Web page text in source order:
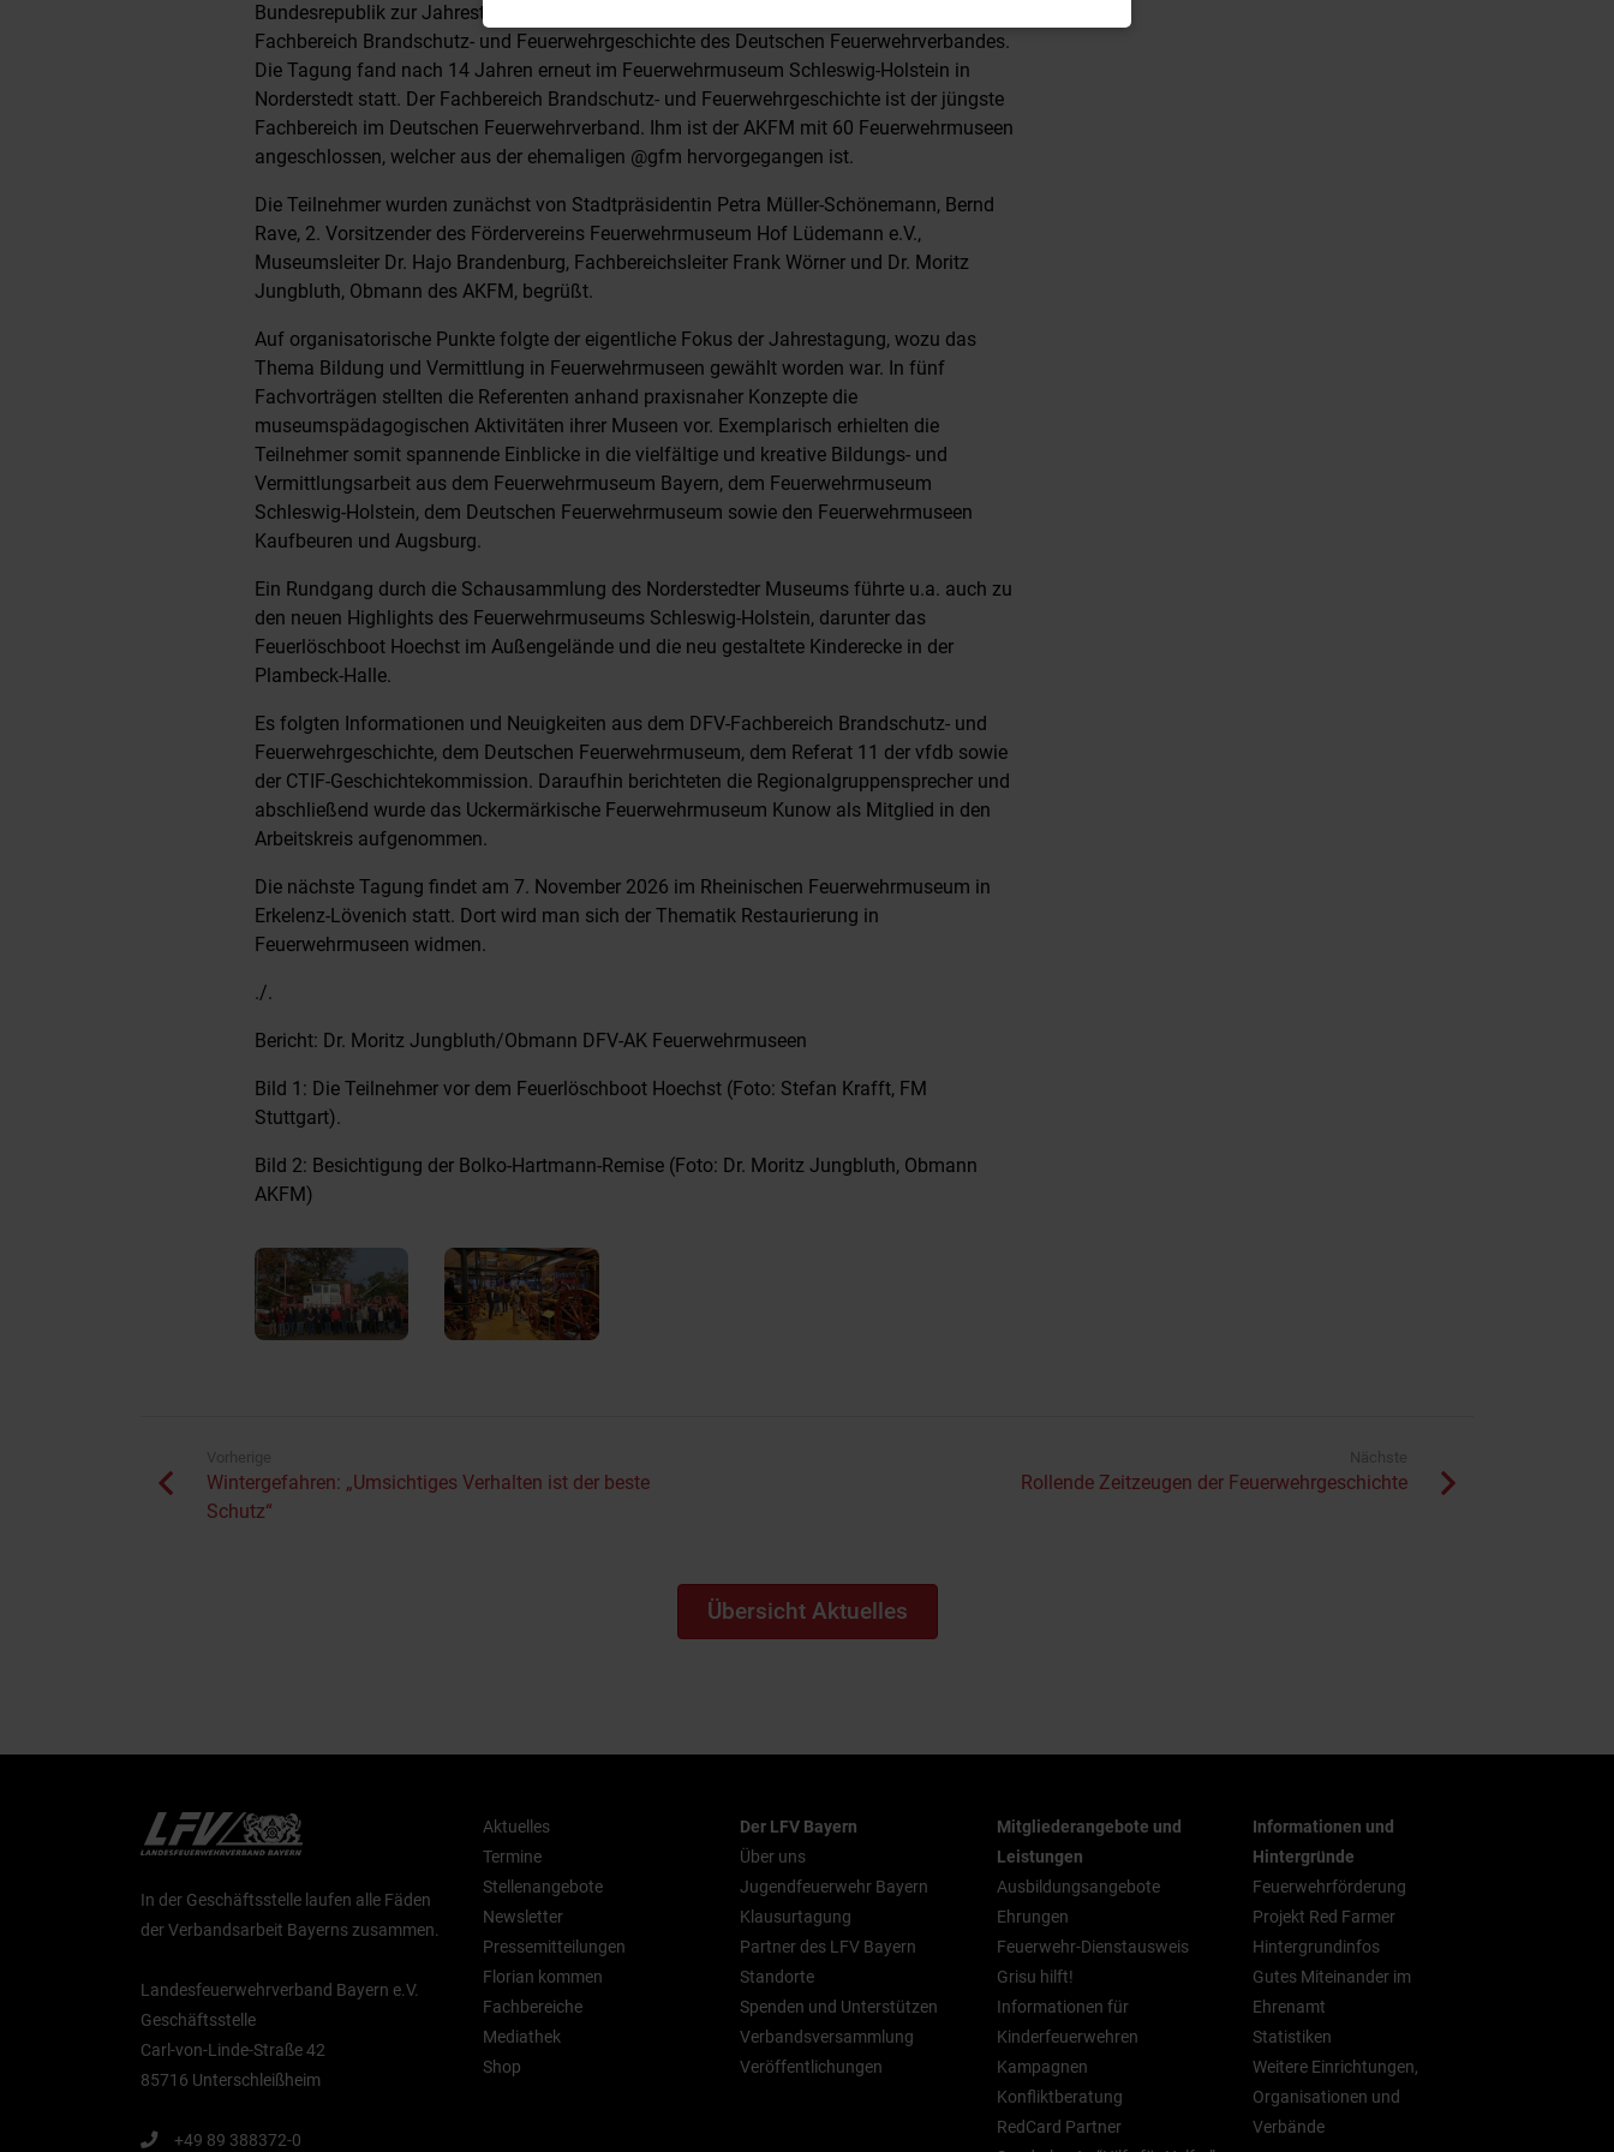
Bundesrepublik zur Jahrestagung des Arbeitskreises Feuerwehrmuseen (AKFM) im
Fachbereich Brandschutz- und Feuerwehrgeschichte des Deutschen Feuerwehrverbandes.
Die Tagung fand nach 14 Jahren erneut im Feuerwehrmuseum Schleswig-Holstein in
Norderstedt statt. Der Fachbereich Brandschutz- und Feuerwehrgeschichte ist der jüngste
Fachbereich im Deutschen Feuerwehrverband. Ihm ist der AKFM mit 60 Feuerwehrmuseen
angeschlossen, welcher aus der ehemaligen @gfm hervorgegangen ist.
Die Teilnehmer wurden zunächst von Stadtpräsidentin Petra Müller-Schönemann, Bernd
Rave, 2. Vorsitzender des Fördervereins Feuerwehrmuseum Hof Lüdemann e.V.,
Museumsleiter Dr. Hajo Brandenburg, Fachbereichsleiter Frank Wörner und Dr. Moritz
Jungbluth, Obmann des AKFM, begrüßt.
Auf organisatorische Punkte folgte der eigentliche Fokus der Jahrestagung, wozu das
Thema Bildung und Vermittlung in Feuerwehrmuseen gewählt worden war. In fünf
Fachvorträgen stellten die Referenten anhand praxisnaher Konzepte die
museumspädagogischen Aktivitäten ihrer Museen vor. Exemplarisch erhielten die
Teilnehmer somit spannende Einblicke in die vielfältige und kreative Bildungs- und
Vermittlungsarbeit aus dem Feuerwehrmuseum Bayern, dem Feuerwehrmuseum
Schleswig-Holstein, dem Deutschen Feuerwehrmuseum sowie den Feuerwehrmuseen
Kaufbeuren und Augsburg.
Ein Rundgang durch die Schausammlung des Norderstedter Museums führte u.a. auch zu
den neuen Highlights des Feuerwehrmuseums Schleswig-Holstein, darunter das
Feuerlöschboot Hoechst im Außengelände und die neu gestaltete Kinderecke in der
Plambeck-Halle.
Es folgten Informationen und Neuigkeiten aus dem DFV-Fachbereich Brandschutz- und
Feuerwehrgeschichte, dem Deutschen Feuerwehrmuseum, dem Referat 11 der vfdb sowie
der CTIF-Geschichtekommission. Daraufhin berichteten die Regionalgruppensprecher und
abschließend wurde das Uckermärkische Feuerwehrmuseum Kunow als Mitglied in den
Arbeitskreis aufgenommen.
Die nächste Tagung findet am 7. November 2026 im Rheinischen Feuerwehrmuseum in
Erkelenz-Lövenich statt. Dort wird man sich der Thematik Restaurierung in
Feuerwehrmuseen widmen.
./.
Bericht: Dr. Moritz Jungbluth/Obmann DFV-AK Feuerwehrmuseen
Bild 1: Die Teilnehmer vor dem Feuerlöschboot Hoechst (Foto: Stefan Krafft, FM
Stuttgart).
Bild 2: Besichtigung der Bolko-Hartmann-Remise (Foto: Dr. Moritz Jungbluth, Obmann
AKFM)
Vorherige
Wintergefahren: „Umsichtiges Verhalten ist der beste
Schutz“
Nächste
Rollende Zeitzeugen der Feuerwehrgeschichte
Übersicht Aktuelles
In der Geschäftsstelle laufen alle Fäden
der Verbandsarbeit Bayerns zusammen.
Landesfeuerwehrverband Bayern e.V.
Geschäftsstelle
Carl-von-Linde-Straße 42
85716 Unterschleißheim
+49 89 388372-0
Aktuelles
Termine
Stellenangebote
Newsletter
Pressemitteilungen
Florian kommen
Fachbereiche
Mediathek
Shop
Der LFV Bayern
Über uns
Jugendfeuerwehr Bayern
Klausurtagung
Partner des LFV Bayern
Standorte
Spenden und Unterstützen
Verbandsversammlung
Veröffentlichungen
Mitgliederangebote und
Leistungen
Ausbildungsangebote
Ehrungen
Feuerwehr-Dienstausweis
Grisu hilft!
Informationen für
Kinderfeuerwehren
Kampagnen
Konfliktberatung
RedCard Partner
Informationen und
Hintergründe
Feuerwehrförderung
Projekt Red Farmer
Hintergrundinfos
Gutes Miteinander im
Ehrenamt
Statistiken
Weitere Einrichtungen,
Organisationen und
Verbände